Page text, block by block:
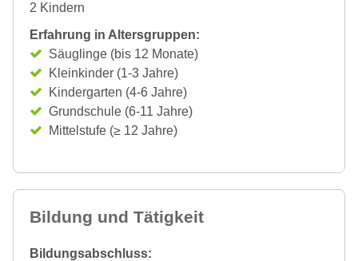
2 Kindern
Erfahrung in Altersgruppen:
Säuglinge (bis 12 Monate)
Kleinkinder (1-3 Jahre)
Kindergarten (4-6 Jahre)
Grundschule (6-11 Jahre)
Mittelstufe (≥ 12 Jahre)
Bildung und Tätigkeit
Bildungsabschluss: